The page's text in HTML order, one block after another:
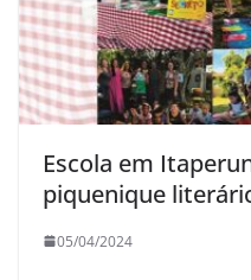
Escola em
piquenique
05/04/2024